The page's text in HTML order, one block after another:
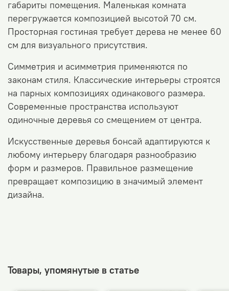
габариты помещения. Маленькая комната
перегружается композицией высотой 70 см.
Просторная гостиная требует дерева не менее 60
см для визуального присутствия.
Симметрия и асимметрия применяются по
законам стиля. Классические интерьеры строятся
на парных композициях одинакового размера.
Современные пространства используют
одиночные деревья со смещением от центра.
Искусственные деревья бонсай адаптируются к
любому интерьеру благодаря разнообразию
форм и размеров. Правильное размещение
превращает композицию в значимый элемент
дизайна.
Товары, упомянутые в статье